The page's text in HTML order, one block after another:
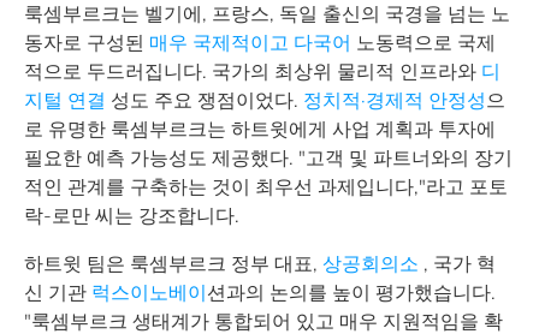
룩셈부르크는 벨기에, 프랑스, 독일 출신의 국경을 넘는 노
동자로 구성된 매우 국제적이고 다국어 노동력으로 국제
적으로 두드러집니다. 국가의 최상위 물리적 인프라와 디
지털 연결 성도 주요 쟁점이었다. 정치적·경제적 안정성으
로 유명한 룩셈부르크는 하트윗에게 사업 계획과 투자에
필요한 예측 가능성도 제공했다. "고객 및 파트너와의 장기
적인 관계를 구축하는 것이 최우선 과제입니다,"라고 포토
락-로만 씨는 강조합니다.
하트윗 팀은 룩셈부르크 정부 대표, 상공회의소 , 국가 혁
신 기관 럭스이노베이션과의 논의를 높이 평가했습니다.
"룩셈부르크 생태계가 통합되어 있고 매우 지원적임을 확